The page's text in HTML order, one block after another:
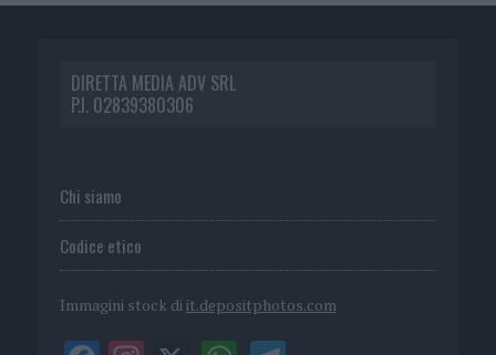
DIRETTA MEDIA ADV SRL
P.I. 02839380306
Chi siamo
Codice etico
Immagini stock di it.depositphotos.com